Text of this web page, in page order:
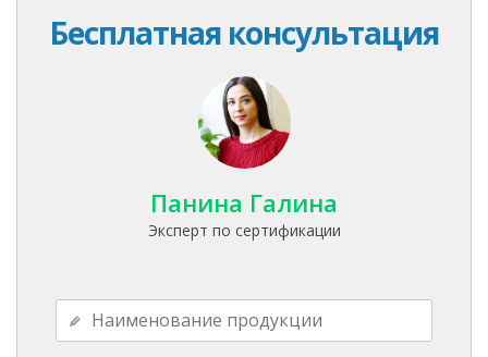
Бесплатная консультация
Панина Галина
Эксперт по сертификации